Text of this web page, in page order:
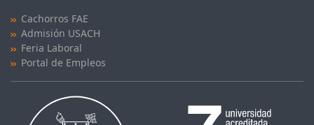
Cachorros FAE
Admisión USACH
Feria Laboral
Portal de Empleos